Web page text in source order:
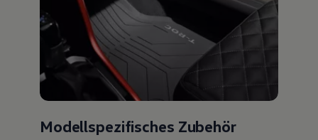
Modellspezifisches Zubehör